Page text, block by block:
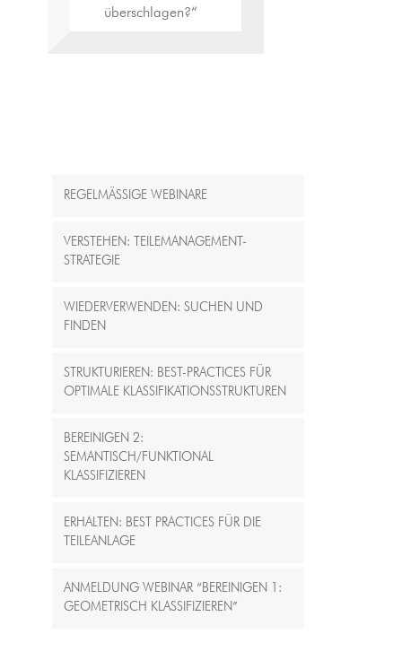
überschlagen?“
REGELMÄSSIGE WEBINARE
VERSTEHEN: TEILEMANAGEMENT-
STRATEGIE
WIEDERVERWENDEN: SUCHEN UND
FINDEN
STRUKTURIEREN: BEST-PRACTICES FÜR
OPTIMALE KLASSIFIKATIONSSTRUKTUREN
BEREINIGEN 2:
SEMANTISCH/FUNKTIONAL
KLASSIFIZIEREN
ERHALTEN: BEST PRACTICES FÜR DIE
TEILEANLAGE
ANMELDUNG WEBINAR “BEREINIGEN 1:
GEOMETRISCH KLASSIFIZIEREN”